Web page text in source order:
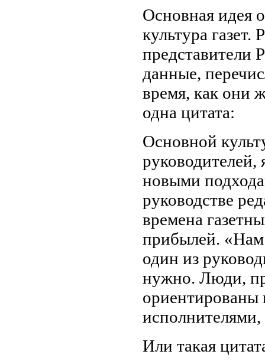
Основная идея
культура
представители
данные,
время, как они
одна цитата:
Основной
новыми
руководстве
времена
прибылей.
один из
нужно. Люди,
ориентированы
Или такая